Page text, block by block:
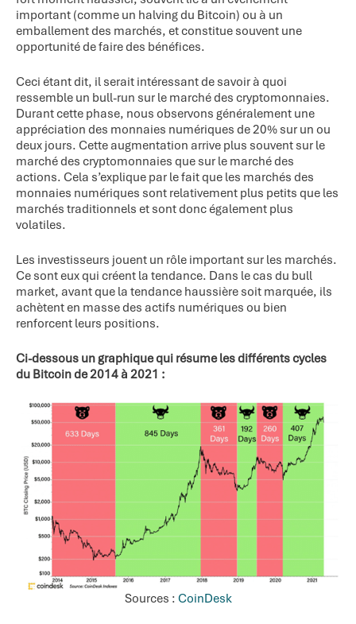
important (comme un halving du Bitcoin) ou à un
emballement des marchés, et constitue souvent une
opportunité de faire des bénéfices.
Ceci étant dit, il serait intéressant de savoir à quoi
ressemble un bull-run sur le marché des cryptomonnaies.
Durant cette phase, nous observons généralement une
appréciation des monnaies numériques de 20% sur un ou
deux jours. Cette augmentation arrive plus souvent sur le
marché des cryptomonnaies que sur le marché des
actions. Cela s’explique par le fait que les marchés des
monnaies numériques sont relativement plus petits que les
marchés traditionnels et sont donc également plus
volatiles.
Les investisseurs jouent un rôle important sur les marchés.
Ce sont eux qui créent la tendance. Dans le cas du bull
market, avant que la tendance haussière soit marquée, ils
achètent en masse des actifs numériques ou bien
renforcent leurs positions.
Ci-dessous un graphique qui résume les différents cycles
du Bitcoin de 2014 à 2021 :
Sources : CoinDesk